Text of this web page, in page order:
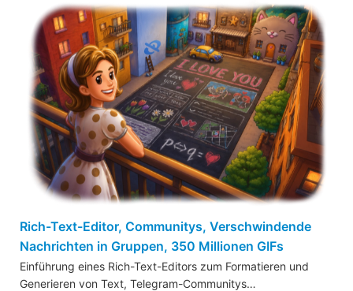
Rich-Text-Editor, Communitys, Verschwindende
Nachrichten in Gruppen, 350 Millionen GIFs
Einführung eines Rich-Text-Editors zum Formatieren und
Generieren von Text, Telegram-Communitys…